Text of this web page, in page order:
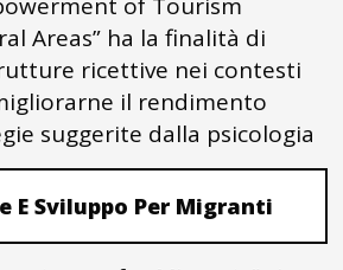
of Tourism
Areas” ha la finalità di
ricettive nei contesti
il rendimento
suggerite dalla psicologia
E Sviluppo Per Migranti